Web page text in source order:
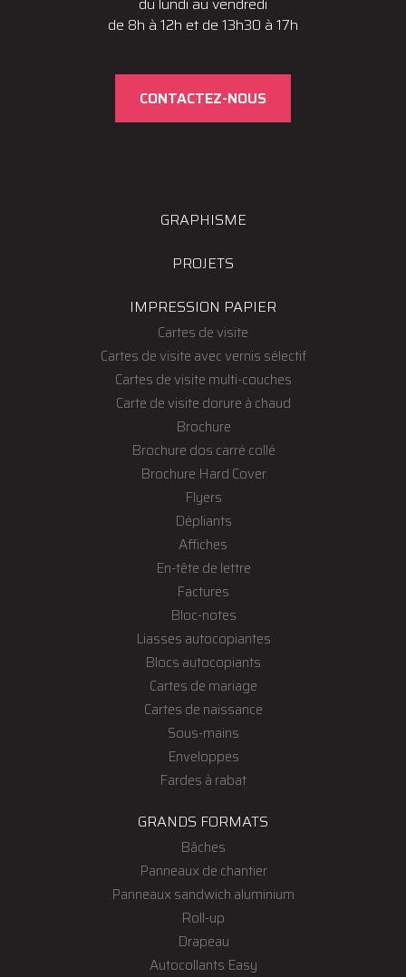
de 8h à 12h et de 13h30 à 17h
CONTACTEZ-NOUS
GRAPHISME
PROJETS
IMPRESSION PAPIER
Cartes de visite
Cartes de visite avec vernis sélectif
Cartes de visite multi-couches
Carte de visite dorure à chaud
Brochure
Brochure dos carré collé
Brochure Hard Cover
Flyers
Dépliants
Affiches
En-tête de lettre
Factures
Bloc-notes
Liasses autocopiantes
Blocs autocopiants
Cartes de mariage
Cartes de naissance
Sous-mains
Enveloppes
Fardes à rabat
GRANDS FORMATS
Bâches
Panneaux de chantier
Panneaux sandwich aluminium
Roll-up
Drapeau
Autocollants Easy